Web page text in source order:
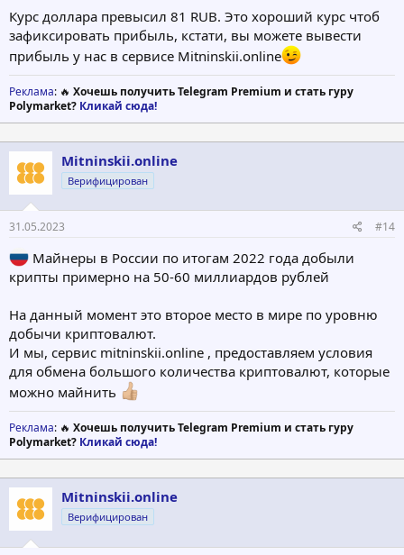
Курс доллара превысил 81 RUB. Это хороший курс чтоб
зафиксировать прибыль, кстати, вы можете вывести
прибыль у нас в сервисе Mitninskii.online
Реклама: 🔥 Хочешь получить Telegram Premium и стать гуру
Polymarket? Кликай сюда!
Mitninskii.online
Верифицирован
31.05.2023 #14
Майнеры в России по итогам 2022 года добыли
крипты примерно на 50-60 миллиардов рублей
На данный момент это второе место в мире по уровню
добычи криптовалют.
И мы, сервис mitninskii.online , предоставляем условия
для обмена большого количества криптовалют, которые
можно майнить
Реклама: 🔥 Хочешь получить Telegram Premium и стать гуру
Polymarket? Кликай сюда!
Mitninskii.online
Верифицирован